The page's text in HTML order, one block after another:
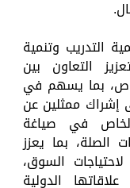
التدريب وتنمية
التعاون بين
بما يسهم في
إشراك ممثلين عن
في صياغة
الصلة، بما يعزز
السوق،
الدولية